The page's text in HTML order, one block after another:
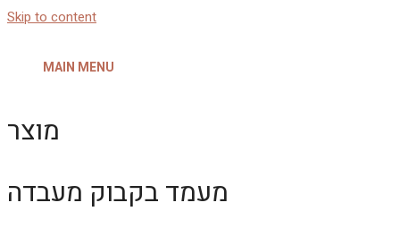
Skip to content
MAIN MENU
מוצר
מעמד בקבוק מעבדה